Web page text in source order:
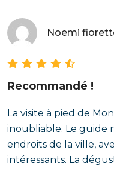
Noemi
Recommandé !
La visite à pied de
inoubliable. Le guide
endroits de la ville,
intéressants. La